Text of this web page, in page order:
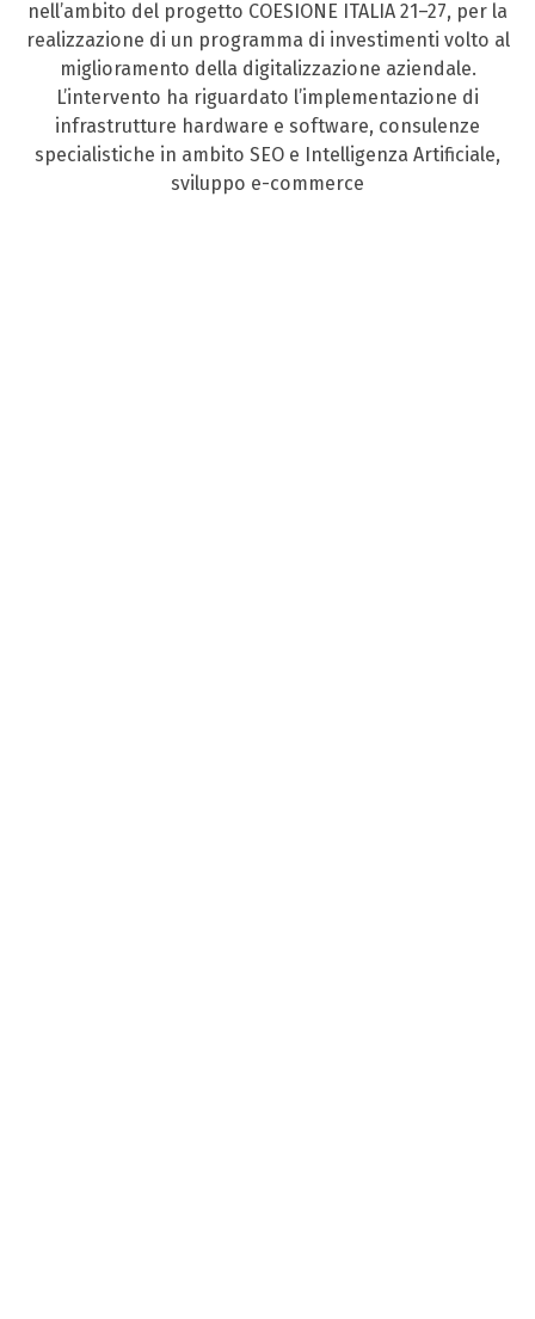
nell’ambito del progetto COESIONE ITALIA 21–27, per la
realizzazione di un programma di investimenti volto al
miglioramento della digitalizzazione aziendale.
L’intervento ha riguardato l’implementazione di
infrastrutture hardware e software, consulenze
specialistiche in ambito SEO e Intelligenza Artificiale,
sviluppo e-commerce